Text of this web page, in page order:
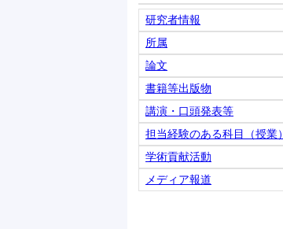
研究者情報
所属
論文
書籍等出版物
講演・口頭発表等
担当経験のある科目（授業）
学術貢献活動
メディア報道